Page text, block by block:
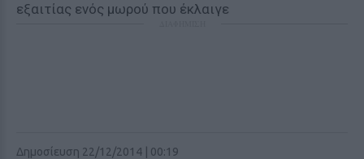
Δημοσίευση 22/12/2014 | 00:19